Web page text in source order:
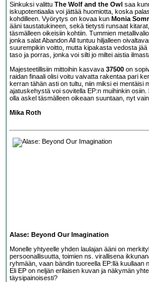
Sinkuksi valittu The Wolf and the Owl saa
iskupotentiaalia voi jättää huomiotta, koska
kohdilleen. Vyörytys on kovaa kun Monia
ääni taustatukineen, sekä tietysti runsaat
täsmälleen oikeisiin kohtiin. Tummien
jonka salat Abandon All tuntuu hiljalleen
suurempikin voitto, mutta kipakasta vedosta
taso ja porras, jonka voi silti jo miltei aistia
Majesteetillisiin mittoihin kasvava 37500 on
raidan finaali olisi voitu vaivatta rakentaa pari
kerran tähän asti on tultu, niin miksi ei mentäisi
ajatuskehystä voi sovitella EP:n muihinkin
olla askel täsmälleen oikeaan suuntaan, nyt
Mika Roth
Alase: Beyond Our Imagination
Monelle yhtyeelle yhden laulajan ääni on
persoonallisuutta, toimien ns. virallisena
ryhmään, vaan bändin tuoreella EP:llä kuullaan
Eli EP on neljän erilaisen kuvan ja näkymän
täysipainoisesti?